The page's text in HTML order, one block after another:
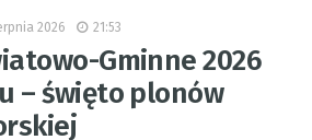
2026 21:53
Gminne 2026
– święto plonów